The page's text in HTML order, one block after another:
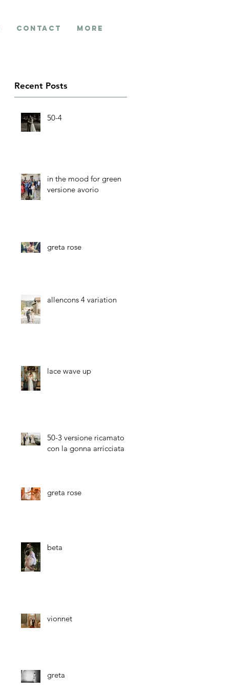
contact More
Recent Posts
50-4
in the mood for green
versione avorio
greta rose
allencons 4 variation
lace wave up
50-3 versione ricamato
con la gonna arricciata
greta rose
beta
vionnet
greta